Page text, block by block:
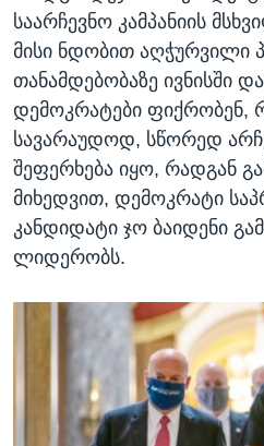
საარჩევნო კამპანიის
მისი ნდობით აღჭურვილი
თანამდებობაზე ივნისში
დემოკრატები ფიქრობენ,
სავარაუდოდ, სწორედ
შეფერხება იყო, რადგან
მიხედვით, დემოკრატი
კანდიდატი ჯო ბაიდენი
ლიდერობს.